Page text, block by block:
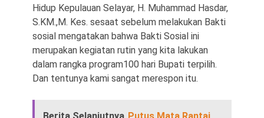
Hidup Kepulauan Selayar, H. Muhammad Hasdar,
S.KM.,M. Kes. sesaat sebelum melakukan Bakti
sosial mengatakan bahwa Bakti Sosial ini
merupakan kegiatan rutin yang kita lakukan
dalam rangka program100 hari Bupati terpilih.
Dan tentunya kami sangat merespon itu.